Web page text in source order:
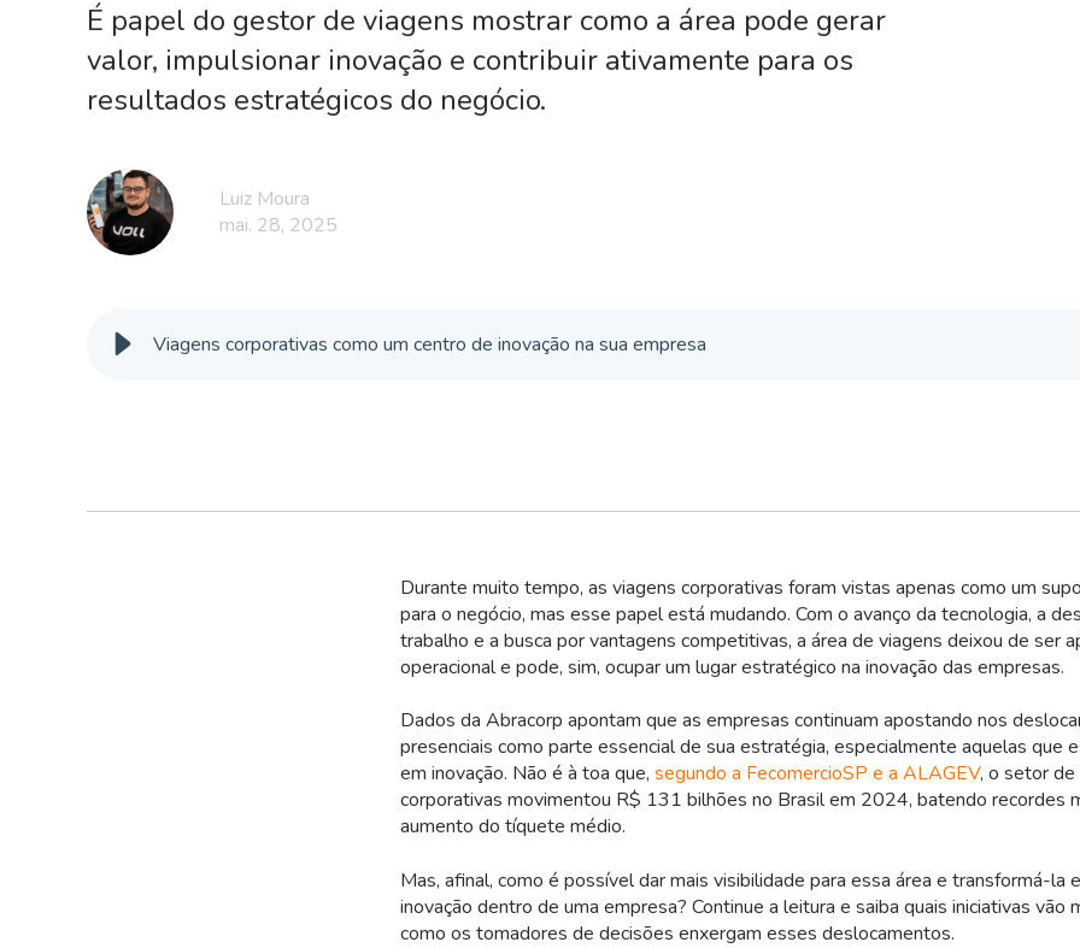
É papel do gestor de viagens mostrar como a área pode gerar
valor, impulsionar inovação e contribuir ativamente para os
resultados estratégicos do negócio.
Luiz Moura
mai. 28, 2025
Viagens corporativas como um centro de inovação na sua empresa
Durante muito tempo, as viagens corporativas foram vistas apenas como um
para o negócio, mas esse papel está mudando. Com o avanço da tecnologia, a
trabalho e a busca por vantagens competitivas, a área de viagens deixou de ser
operacional e pode, sim, ocupar um lugar estratégico na inovação das empresas.
Dados da Abracorp apontam que as empresas continuam apostando nos
presenciais como parte essencial de sua estratégia, especialmente aquelas que
em inovação. Não é à toa que, segundo a FecomercioSP e a ALAGEV, o setor de
corporativas movimentou R$ 131 bilhões no Brasil em 2024, batendo recordes
aumento do tíquete médio.
Mas, afinal, como é possível dar mais visibilidade para essa área e transformá-la
inovação dentro de uma empresa? Continue a leitura e saiba quais iniciativas vão
como os tomadores de decisões enxergam esses deslocamentos.